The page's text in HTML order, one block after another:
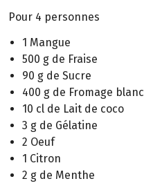
Pour 4 personnes
1 Mangue
500 g de Fraise
90 g de Sucre
400 g de Fromage blanc
10 cl de Lait de coco
3 g de Gélatine
2 Oeuf
1 Citron
2 g de Menthe